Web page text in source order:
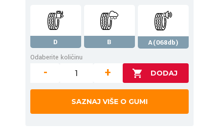
D B
A(068db)
Odaberite količinu
- +
SAZNAJ VIŠE O GUMI